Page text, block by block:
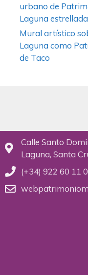
urbano de
Laguna
Mural artístico
Laguna como
de Taco
Calle Santo
Laguna, Santa
(+34) 922 60 11